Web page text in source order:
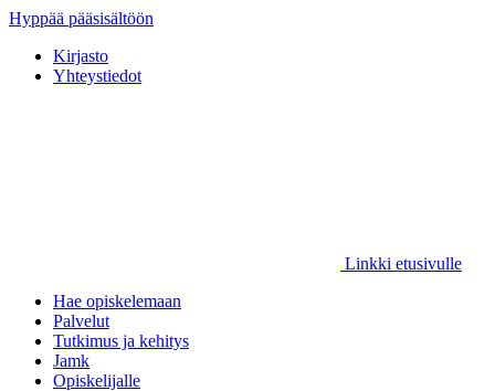
Hyppää pääsisältöön
Kirjasto
Yhteystiedot
Linkki etusivulle
Hae opiskelemaan
Palvelut
Tutkimus ja kehitys
Jamk
Opiskelijalle